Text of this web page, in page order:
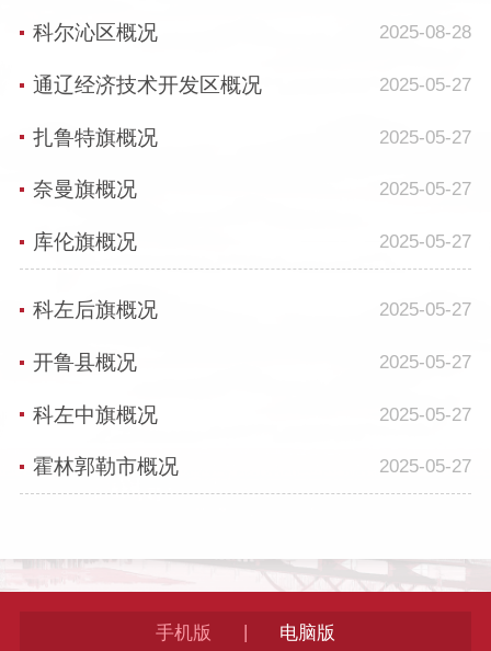
科尔沁区概况 2025-08-28
通辽经济技术开发区概况 2025-05-27
扎鲁特旗概况 2025-05-27
奈曼旗概况 2025-05-27
库伦旗概况 2025-05-27
科左后旗概况 2025-05-27
开鲁县概况 2025-05-27
科左中旗概况 2025-05-27
霍林郭勒市概况 2025-05-27
手机版 电脑版